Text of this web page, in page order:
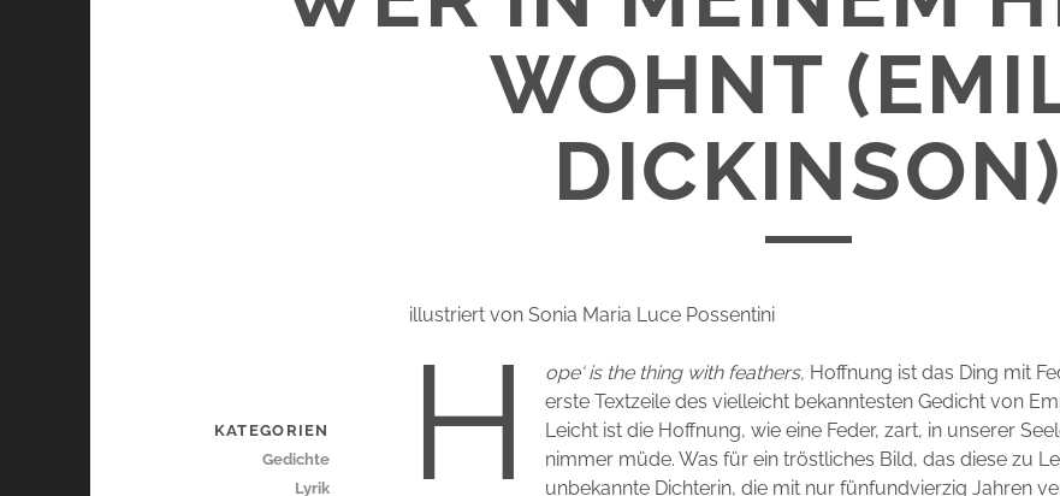
WOHNT
DICKINSON)
illustriert von Sonia Maria Luce Possentini
H ope‘ is the thing with feathers, Hoffnung ist das Ding mit
erste Textzeile des vielleicht bekanntesten Gedicht von
Leicht ist die Hoffnung, wie eine Feder, zart, in unserer
nimmer müde. Was für ein tröstliches Bild, das diese zu
unbekannte Dichterin, die mit nur fünfundvierzig Jahren
KATEGORIEN
Gedichte
Lyrik